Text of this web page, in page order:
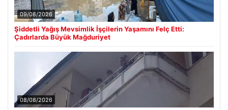
09/08/2026
Şiddetli Yağış Mevsimlik İşçilerin Yaşamını Felç Etti:
Çadırlarda Büyük Mağduriyet
08/08/2026